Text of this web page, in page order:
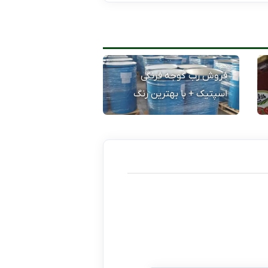
فروش رب گوجه فرنگی
اسپتیک + با بهترین رنگ